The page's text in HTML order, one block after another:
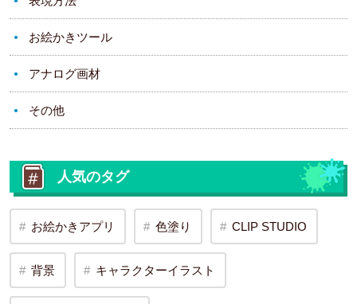
お絵かきツール
アナログ画材
その他
人気のタグ
お絵かきアプリ 色塗り CLIP STUDIO
背景 キャラクターイラスト